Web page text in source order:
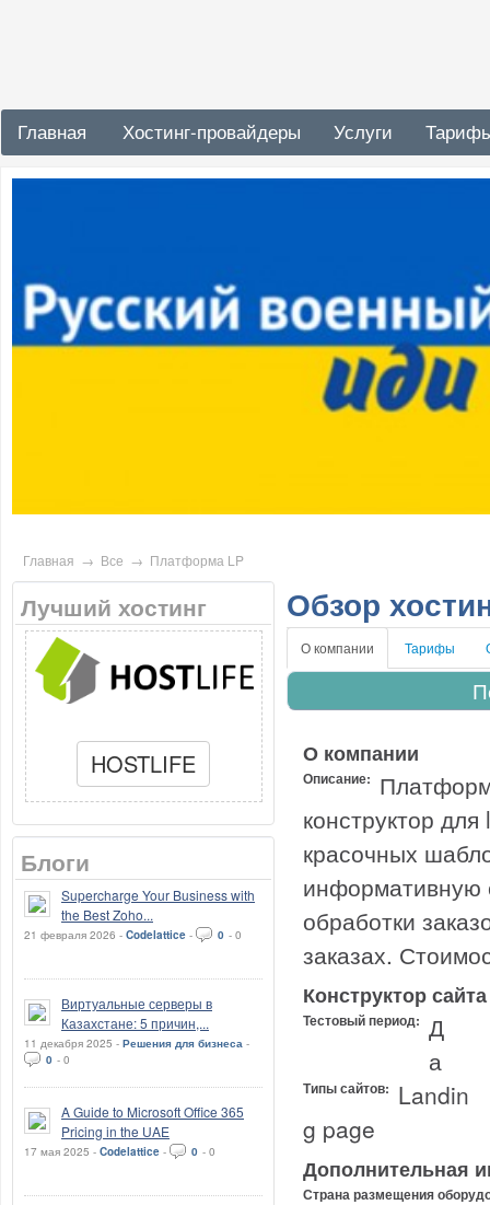
Главная Хостинг-провайдеры Услуги
Главная → Все → Платформа LP
Лучший хостинг
HOSTLIFE
Блоги
Supercharge Your Business with
the Best Zoho...
21 февраля 2026 - Codelattice - 0 - 0
Виртуальные серверы в
Казахстане: 5 причин,...
11 декабря 2025 - Решения для бизнеса -
0 - 0
A Guide to Microsoft Office 365
Pricing in the UAE
17 мая 2025 - Codelattice - 0 - 0
Обзор
О компании Тарифы
О компании
Описание:
конструктор
красочных
информативную
обработки
заказах.
Конструктор сайта
Тестовый период: Д
а
Типы сайтов: Landin
g page
Дополнительная
Страна размещения